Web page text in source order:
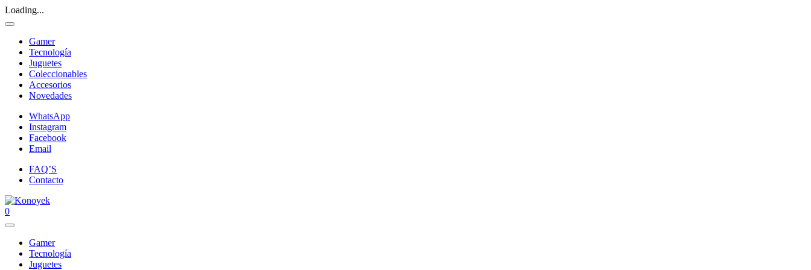
Loading...
Gamer
Tecnología
Juguetes
Coleccionables
Accesorios
Novedades
WhatsApp
Instagram
Facebook
Email
FAQ’S
Contacto
0
Gamer
Tecnología
Juguetes